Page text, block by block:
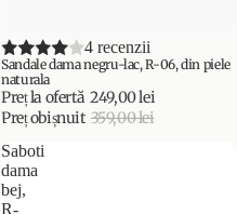
PROMOȚIE 4 recenzii
Sandale dama negru-lac, R-06, din piele
naturala
Preț la ofertă 249,00 lei
Preț obișnuit 359,00 lei
Saboti
dama
bej,
R-